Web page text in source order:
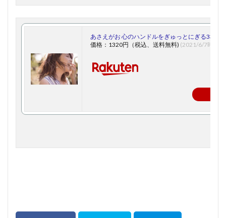
あさえがお 心のハンドルをぎゅっとにぎる33の
価格：1320円（税込、送料無料) (2021/6/7時点)